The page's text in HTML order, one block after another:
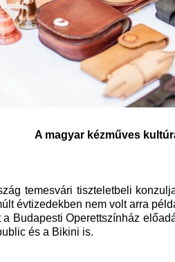
A magyar kézműves
temesvári tiszteletbeli
évtizedekben nem volt arra
Budapesti Operettszínház
és a Bikini is.